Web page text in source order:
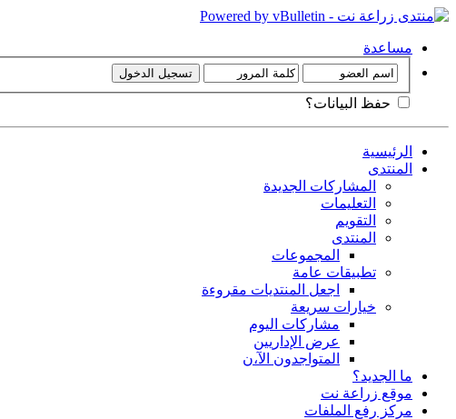
مساعدة
حفظ البيانات؟
الرئيسية
المنتدى
المشاركات الجديدة
التعليمات
التقويم
المنتدى
المجموعات
تطبيقات عامة
اجعل المنتديات مقروءة
خيارات سريعة
مشاركات اليوم
عرض الإداريين
المتواجدون الآ،ن
ما الجديد؟
موقع زراعة نت
مركز رفع الملفات